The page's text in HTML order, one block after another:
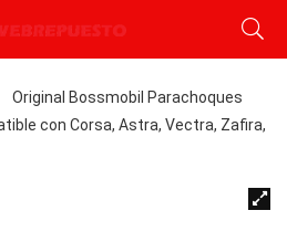
Original Bossmobil Parachoques
con Corsa, Astra, Vectra, Zafira,